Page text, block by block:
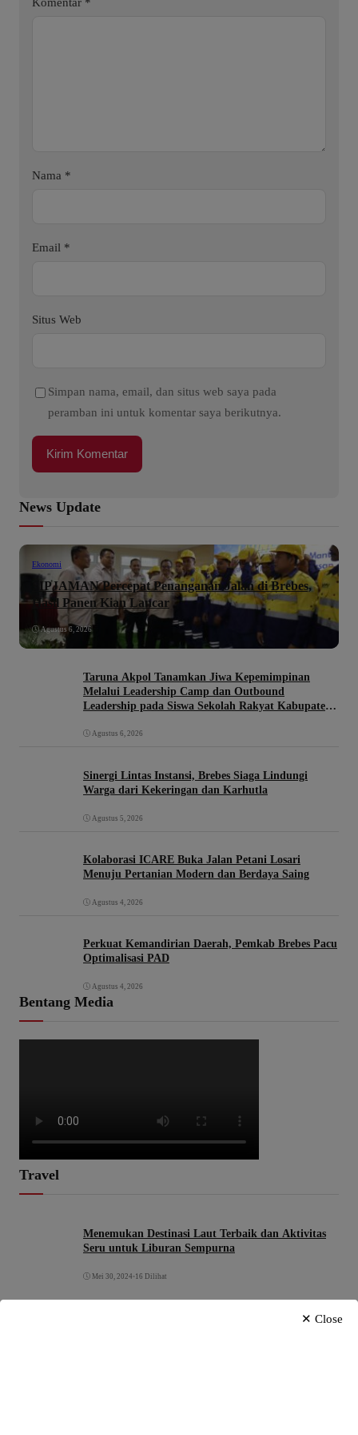
Nama *
Email *
Situs Web
Simpan nama, email, dan situs web saya pada
peramban ini untuk komentar saya berikutnya.
News Update
Ekonomi
SIPJAMAN Percepat Penanganan Jalan di Brebes,
Hasil Panen Kian Lancar
Agustus 6, 2026
Taruna Akpol Tanamkan Jiwa Kepemimpinan
Melalui Leadership Camp dan Outbound
Leadership pada Siswa Sekolah Rakyat Kabupaten
Agustus 6, 2026
Sinergi Lintas Instansi, Brebes Siaga Lindungi
Warga dari Kekeringan dan Karhutla
Agustus 5, 2026
Kolaborasi ICARE Buka Jalan Petani Losari
Menuju Pertanian Modern dan Berdaya Saing
Agustus 4, 2026
Perkuat Kemandirian Daerah, Pemkab Brebes Pacu
Optimalisasi PAD
Agustus 4, 2026
Bentang Media
Travel
Menemukan Destinasi Laut Terbaik dan Aktivitas
Seru untuk Liburan Sempurna
Mei 30, 2024 • 16 Dilihat
✕ Close